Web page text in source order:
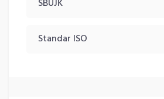
SBUJK
Standar ISO